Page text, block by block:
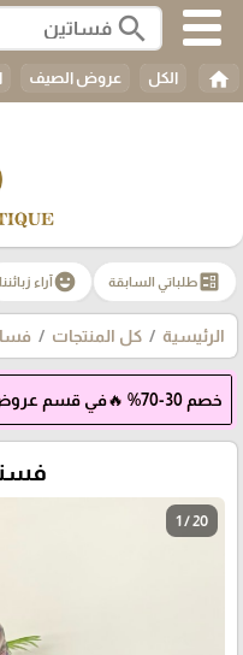
search
home الكل عروض الصيف
ballotطلباتي السابقة emoji_emotionsآراء زبائننا
الرئيسية كل المنتجات
خصم 30-70% 🔥في قسم عروض الصيف 😍
1 / 20